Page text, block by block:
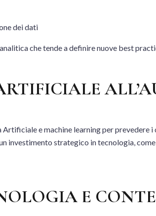
dei dati
che tende a definire nuove best
e machine learning per
investimento strategico in tecnologia,
E